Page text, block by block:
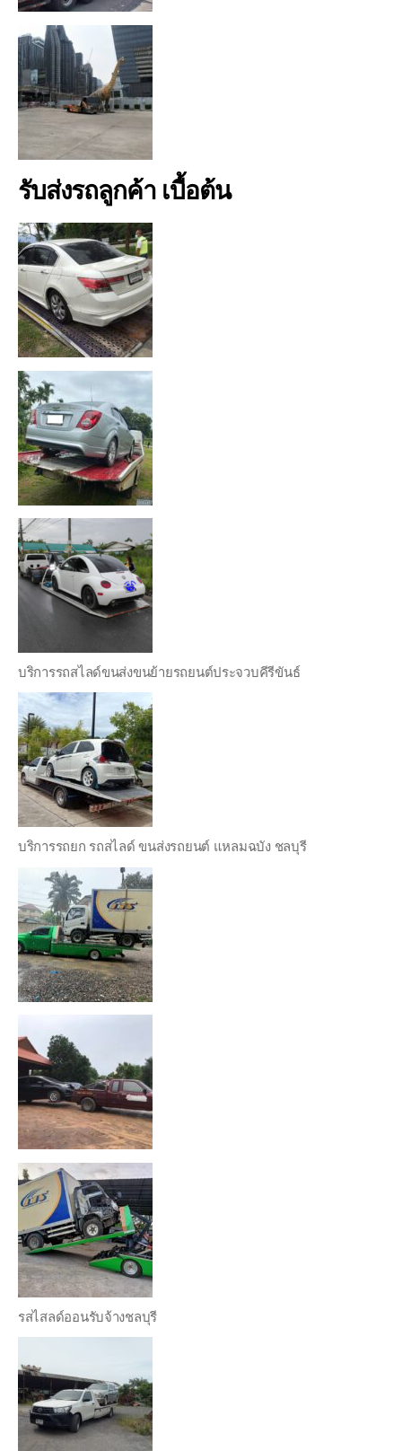
รับส่งรถลูกค้า เบื้อต้น
บริการรถสไลด์ขนส่งขนย้ายรถยนต์ประจวบคีรีขันธ์
บริการรถยก รถสไลด์ ขนส่งรถยนต์ แหลมฉบัง ชลบุรี
รสไสลด์ออนรับจ้างชลบุรี